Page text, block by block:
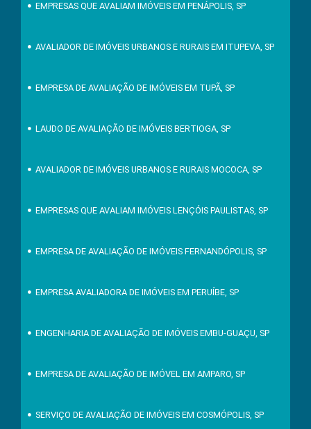
EMPRESAS QUE AVALIAM IMÓVEIS EM PENÁPOLIS, SP
AVALIADOR DE IMÓVEIS URBANOS E RURAIS EM ITUPEVA, SP
EMPRESA DE AVALIAÇÃO DE IMÓVEIS EM TUPÃ, SP
LAUDO DE AVALIAÇÃO DE IMÓVEIS BERTIOGA, SP
AVALIADOR DE IMÓVEIS URBANOS E RURAIS MOCOCA, SP
EMPRESAS QUE AVALIAM IMÓVEIS LENÇÓIS PAULISTAS, SP
EMPRESA DE AVALIAÇÃO DE IMÓVEIS FERNANDÓPOLIS, SP
EMPRESA AVALIADORA DE IMÓVEIS EM PERUÍBE, SP
ENGENHARIA DE AVALIAÇÃO DE IMÓVEIS EMBU-GUAÇU, SP
EMPRESA DE AVALIAÇÃO DE IMÓVEL EM AMPARO, SP
SERVIÇO DE AVALIAÇÃO DE IMÓVEIS EM COSMÓPOLIS, SP